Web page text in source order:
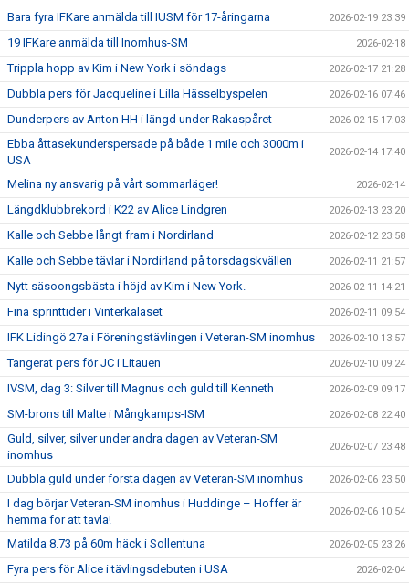
Bara fyra IFKare anmälda till IUSM för 17-åringarna 2026-02-19 23:39
19 IFKare anmälda till Inomhus-SM 2026-02-18
Trippla hopp av Kim i New York i söndags 2026-02-17 21:28
Dubbla pers för Jacqueline i Lilla Hässelbyspelen 2026-02-16 07:46
Dunderpers av Anton HH i längd under Rakaspåret 2026-02-15 17:03
Ebba åttasekunderspersade på både 1 mile och 3000m i
USA
2026-02-14 17:40
Melina ny ansvarig på vårt sommarläger! 2026-02-14
Längdklubbrekord i K22 av Alice Lindgren 2026-02-13 23:20
Kalle och Sebbe långt fram i Nordirland 2026-02-12 23:58
Kalle och Sebbe tävlar i Nordirland på torsdagskvällen 2026-02-11 21:57
Nytt säsoongsbästa i höjd av Kim i New York. 2026-02-11 14:21
Fina sprinttider i Vinterkalaset 2026-02-11 09:54
IFK Lidingö 27a i Föreningstävlingen i Veteran-SM inomhus 2026-02-10 13:57
Tangerat pers för JC i Litauen 2026-02-10 09:24
IVSM, dag 3: Silver till Magnus och guld till Kenneth 2026-02-09 09:17
SM-brons till Malte i Mångkamps-ISM 2026-02-08 22:40
Guld, silver, silver under andra dagen av Veteran-SM
inomhus
2026-02-07 23:48
Dubbla guld under första dagen av Veteran-SM inomhus 2026-02-06 23:50
I dag börjar Veteran-SM inomhus i Huddinge – Hoffer är
hemma för att tävla!
2026-02-06 10:54
Matilda 8.73 på 60m häck i Sollentuna 2026-02-05 23:26
Fyra pers för Alice i tävlingsdebuten i USA 2026-02-04